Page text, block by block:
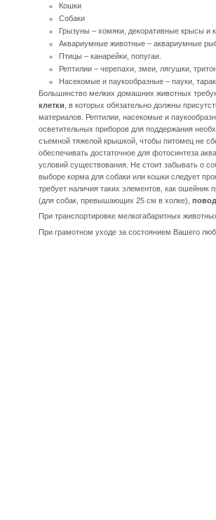
Кошки
Собаки
Грызуны – хомяки, декоративные крысы и
Аквариумные животные – аквариумные
Птицы – канарейки, попугаи.
Рептилии – черепахи, змеи, лягушки,
Насекомые и паукообразные – пауки,
Большинство мелких домашних животных
клетки , в которых обязательно должны
материалов. Рептилии, насекомые и
осветительных приборов для поддержания
съемной тяжелой крышкой, чтобы питомец не
обеспечивать достаточное для фотосинтеза
условий существования. Не стоит забывать о
выборе корма для собаки или кошки следует
требует наличия таких элементов, как ошейник
(для собак, превышающих 25 см в холке),
При транспортировке мелкогабаритных
При грамотном уходе за состоянием Вашего